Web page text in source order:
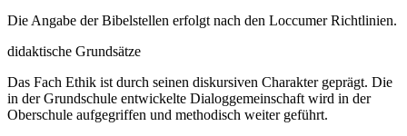
Die Angabe der Bibelstellen erfolgt nach den Loccumer Richtlinien.
didaktische Grundsätze
Das Fach Ethik ist durch seinen diskursiven Charakter geprägt. Die
in der Grundschule entwickelte Dialoggemeinschaft wird in der
Oberschule aufgegriffen und methodisch weiter geführt.